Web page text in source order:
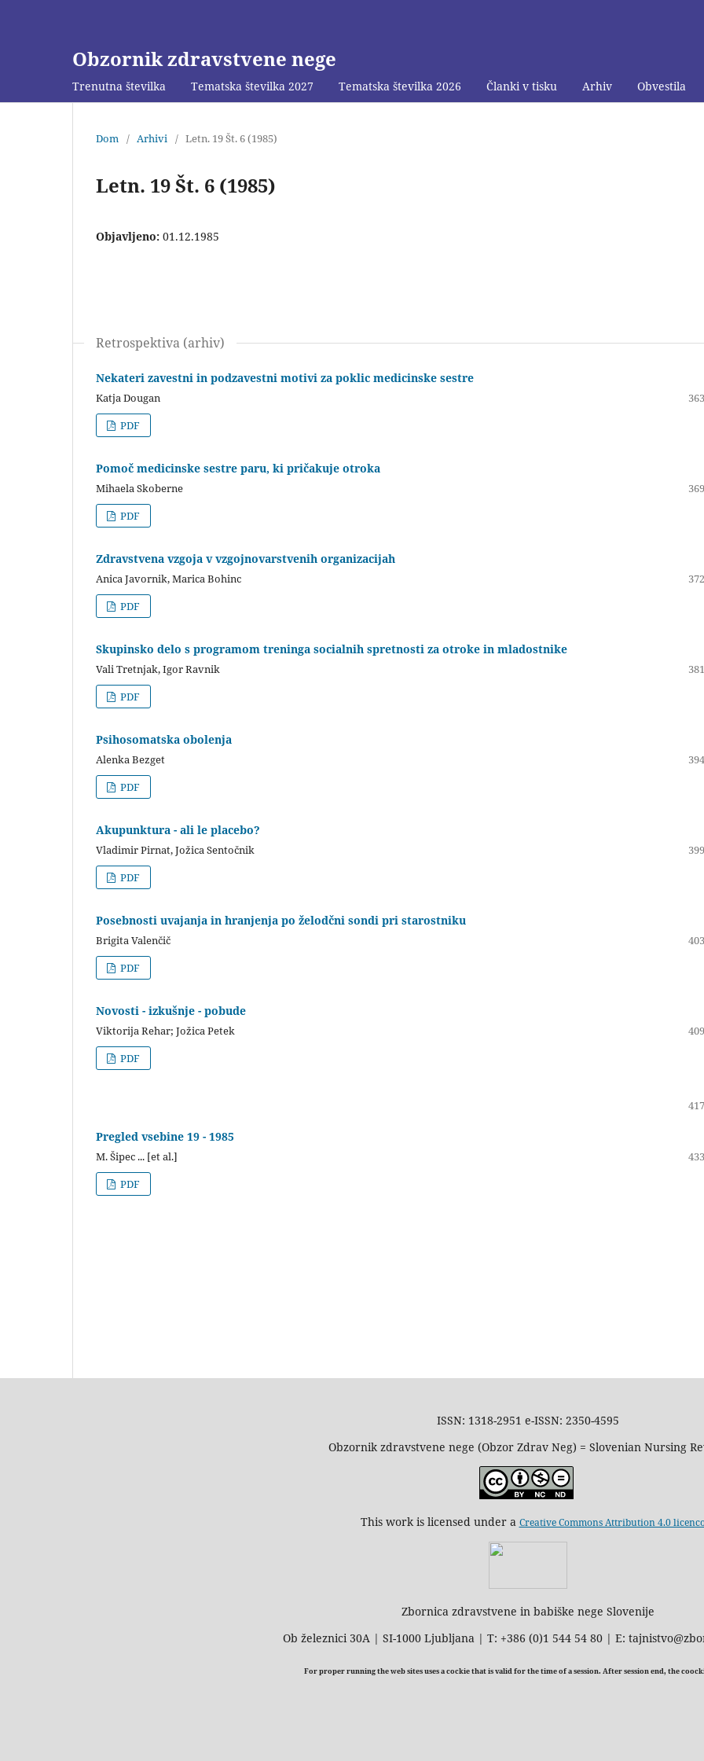
Obzornik zdravstvene nege
Trenutna številka Tematska številka 2027 Tematska številka 2026 Članki v tisku Arhiv Obvestila
Dom / Arhivi / Letn. 19 Št. 6 (1985)
Letn. 19 Št. 6 (1985)
Objavljeno: 01.12.1985
Retrospektiva (arhiv)
Nekateri zavestni in podzavestni motivi za poklic medicinske sestre
Katja Dougan
PDF
Pomoč medicinske sestre paru, ki pričakuje otroka
Mihaela Skoberne
PDF
Zdravstvena vzgoja v vzgojnovarstvenih organizacijah
Anica Javornik, Marica Bohinc
PDF
Skupinsko delo s programom treninga socialnih spretnosti za otroke in mladostnike
Vali Tretnjak, Igor Ravnik
PDF
Psihosomatska obolenja
Alenka Bezget
PDF
Akupunktura - ali le placebo?
Vladimir Pirnat, Jožica Sentočnik
PDF
Posebnosti uvajanja in hranjenja po želodčni sondi pri starostniku
Brigita Valenčič
PDF
Novosti - izkušnje - pobude
Viktorija Rehar; Jožica Petek
PDF
Pregled vsebine 19 - 1985
M. Šipec ... [et al.]
PDF
ISSN: 1318-2951 e-ISSN: 2350-4595
Obzornik zdravstvene nege (Obzor Zdrav Neg) = Slovenian Nursing
This work is licensed under a Creative Commons Attribution 4.0
Zbornica zdravstvene in babiške nege Slovenije
Ob železnici 30A | SI-1000 Ljubljana | T: +386 (0)1 544 54 80 | E:
For proper running the web sites uses a cockie that is valid for the time of a session. After session end, the